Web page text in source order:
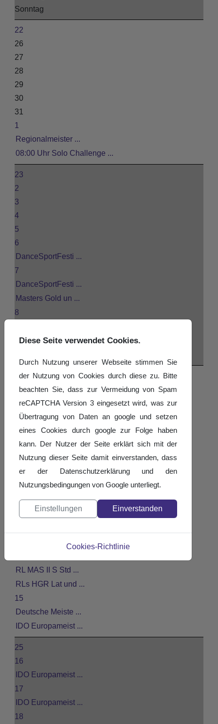
Sonntag
22
26
27
28
29
30
31
1
Regionalmeister ...
08:00 Uhr Solo Challenge ...
23
2
3
4
5
6
DanceSportFesti ...
7
DanceSportFesti ...
Masters Gold un ...
8
Masters Gold un ...
24
Pfingstmontag
10
11
IDO Europameist ...
12
IDO Europameist ...
13
IDO Europameist ...
14
Deutsche Meiste ...
RL MAS II S Std ...
RLs HGR Lat und ...
15
Deutsche Meiste ...
IDO Europameist ...
25
16
IDO Europameist ...
17
IDO Europameist ...
18
Diese Seite verwendet Cookies.
Durch Nutzung unserer Webseite stimmen Sie
der Nutzung von Cookies durch diese zu. Bitte
beachten Sie, dass zur Vermeidung von Spam
reCAPTCHA Version 3 eingesetzt wird, was zur
Übertragung von Daten an google und setzen
eines Cookies durch google zur Folge haben
kann. Der Nutzer der Seite erklärt sich mit der
Nutzung dieser Seite damit einverstanden, dass
er der Datenschutzerklärung und den
Nutzungsbedingungen von Google unterliegt.
Einstellungen Einverstanden
Cookies-Richtlinie